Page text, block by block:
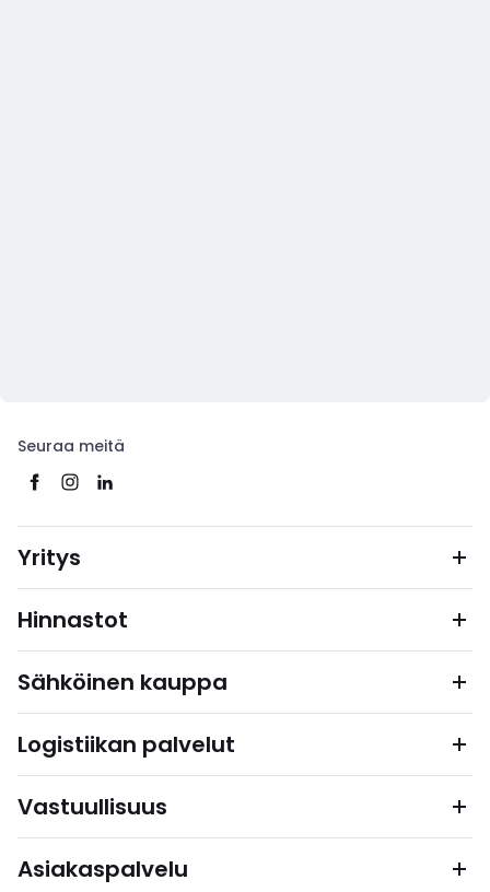
Seuraa meitä
Yritys
Hinnastot
Sähköinen kauppa
Logistiikan palvelut
Vastuullisuus
Asiakaspalvelu